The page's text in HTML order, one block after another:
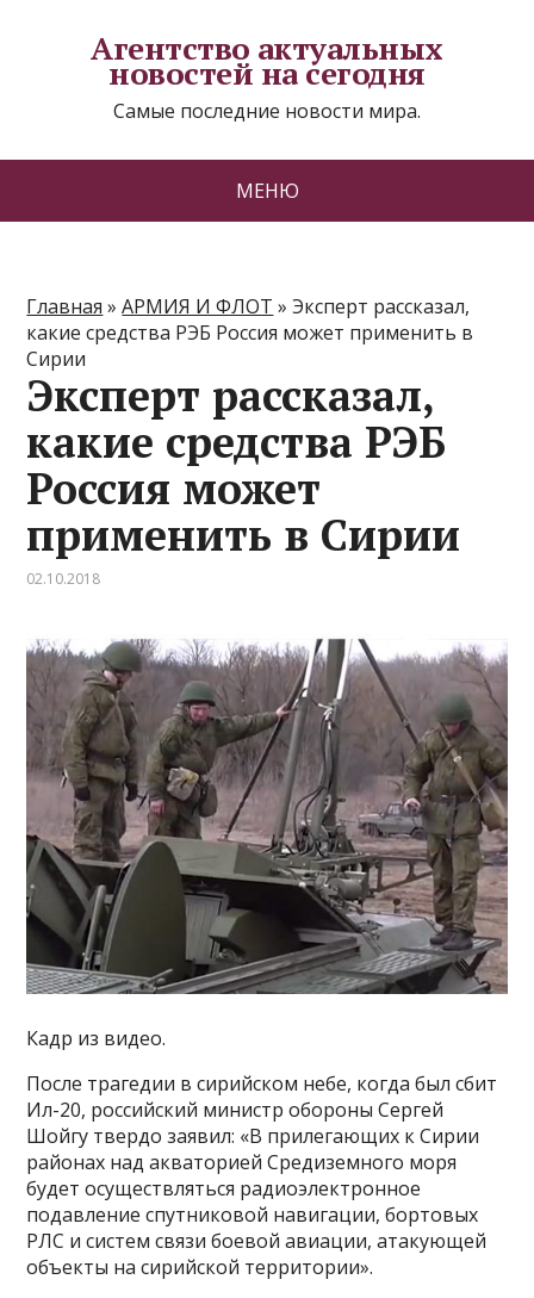
Агентство актуальных
новостей на сегодня
Самые последние новости мира.
МЕНЮ
Главная »АРМИЯ И ФЛОТ »Эксперт рассказал,
какие средства РЭБ Россия может применить в
Сирии
Эксперт рассказал,
какие средства РЭБ
Россия может
применить в Сирии
02.10.2018
Кадр из видео.
После трагедии в сирийском небе, когда был сбит
Ил-20, российский министр обороны Сергей
Шойгу твердо заявил: «В прилегающих к Сирии
районах над акваторией Средиземного моря
будет осуществляться радиоэлектронное
подавление спутниковой навигации, бортовых
РЛС и систем связи боевой авиации, атакующей
объекты на сирийской территории».